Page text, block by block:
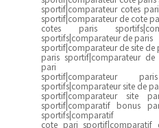
sportif|comparateur cotes
sportif|comparateur de cote
cotes paris
sportifs|comparateur de paris
sportif|comparateur de site
paris sportif|comparateur
pari
sportif|comparateur
sportifs|comparateur site de
sportif|comparateur site
sportif|comparatif bonus
sportifs|comparatif
cote pari sportif|comparatif